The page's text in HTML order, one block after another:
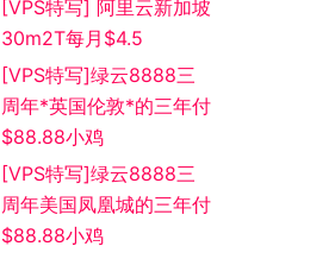
[VPS特写] 阿里云新加坡
30m2T每月$4.5
[VPS特写]绿云8888三
周年*英国伦敦*的三年付
$88.88小鸡
[VPS特写]绿云8888三
周年美国凤凰城的三年付
$88.88小鸡